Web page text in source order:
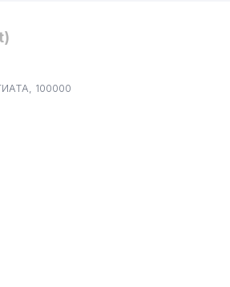
100000